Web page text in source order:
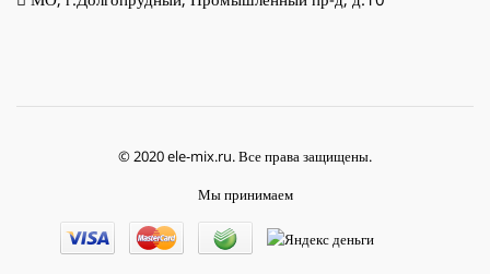
© 2020 ele-mix.ru. Все права защищены.
Мы принимаем